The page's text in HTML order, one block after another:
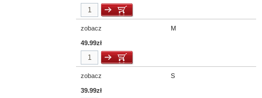
zobacz M
49.99zł
zobacz S
39.99zł